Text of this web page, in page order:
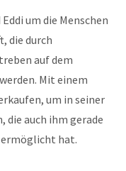
um die Menschen
die durch
auf dem
Mit einem
um in seiner
die auch ihm gerade
ermöglicht hat.